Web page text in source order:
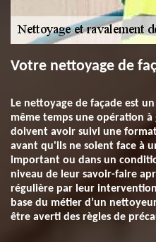
Votre nettoyage de
Le nettoyage de façade est
même temps une opération à
doivent avoir suivi une
avant qu'ils ne soient face à
important ou dans un
niveau de leur savoir-faire
régulière par leur
base du métier d’un
être averti des règles de